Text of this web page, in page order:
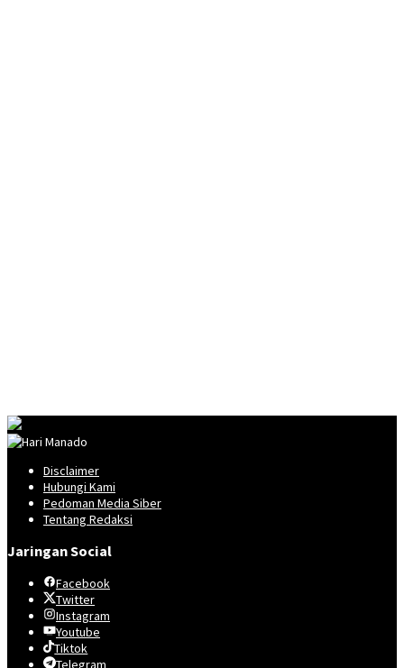
Disclaimer
Hubungi Kami
Pedoman Media Siber
Tentang Redaksi
Jaringan Social
Facebook
Twitter
Instagram
Youtube
Tiktok
Telegram